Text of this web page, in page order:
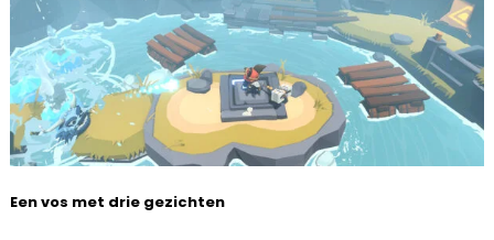
Een vos met drie gezichten